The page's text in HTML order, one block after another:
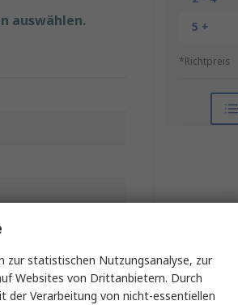
5 +
*Richtpreis
auswählen.
zur statistischen Nutzungsanalyse, zur
Websites von Drittanbietern. Durch
der Verarbeitung von nicht-essentiellen